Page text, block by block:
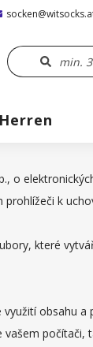
Herren
o
prohlížeči k
které
obsahu
počítači,